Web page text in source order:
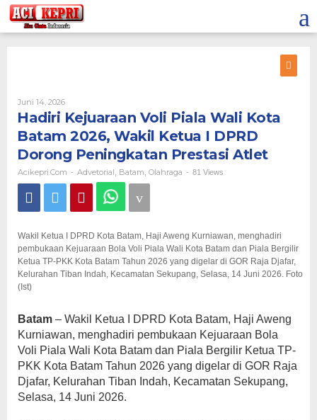
Lewati
ke
konten
Juni 14, 2026Oleh
Acikepri.com
Hadiri Kejuaraan Voli Piala Wali Kota
Batam 2026, Wakil Ketua I DPRD
Dorong Peningkatan Prestasi Atlet
Acikepri.com - Advetorial Batam Olahraga - 81 Views
Wakil Ketua I DPRD Kota Batam, Haji Aweng Kurniawan, menghadiri
pembukaan Kejuaraan Bola Voli Piala Wali Kota Batam dan Piala Bergilir
Ketua TP-PKK Kota Batam Tahun 2026 yang digelar di GOR Raja Djafar,
Kelurahan Tiban Indah, Kecamatan Sekupang, Selasa, 14 Juni 2026. Foto
(Ist)
Batam – Wakil Ketua I DPRD Kota Batam, Haji Aweng
Kurniawan, menghadiri pembukaan Kejuaraan Bola
Voli Piala Wali Kota Batam dan Piala Bergilir Ketua TP-
PKK Kota Batam Tahun 2026 yang digelar di GOR Raja
Djafar, Kelurahan Tiban Indah, Kecamatan Sekupang,
Selasa, 14 Juni 2026.